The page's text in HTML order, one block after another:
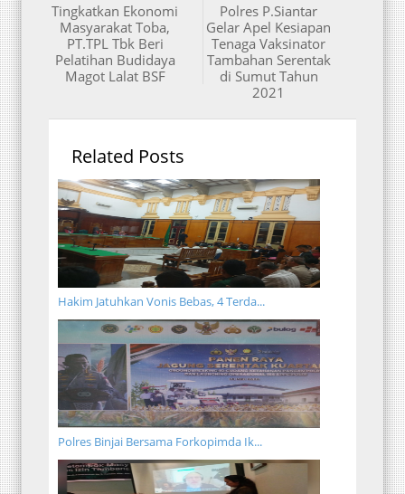
Polres P.Siantar
Gelar Apel Kesiapan
Tenaga Vaksinator
Tambahan Serentak
di Sumut Tahun
2021
Tingkatkan Ekonomi
Masyarakat Toba,
PT.TPL Tbk Beri
Pelatihan Budidaya
Magot Lalat BSF
Related Posts
Hakim Jatuhkan Vonis Bebas, 4 Terda...
Polres Binjai Bersama Forkopimda Ik...